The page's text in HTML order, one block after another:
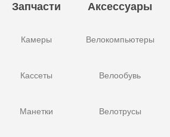
Запчасти
Камеры
Кассеты
Манетки
Аксессуары
Велокомпьютеры
Велообувь
Велотрусы